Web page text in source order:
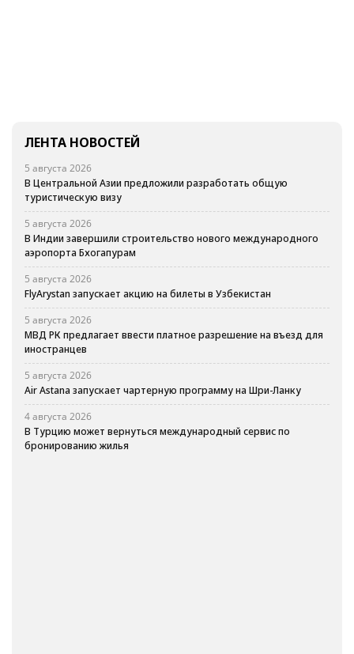
ЛЕНТА НОВОСТЕЙ
5 августа 2026
В Центральной Азии предложили разработать общую
туристическую визу
5 августа 2026
В Индии завершили строительство нового международного
аэропорта Бхогапурам
5 августа 2026
FlyArystan запускает акцию на билеты в Узбекистан
5 августа 2026
МВД РК предлагает ввести платное разрешение на въезд для
иностранцев
5 августа 2026
Air Astana запускает чартерную программу на Шри-Ланку
4 августа 2026
В Турцию может вернуться международный сервис по
бронированию жилья